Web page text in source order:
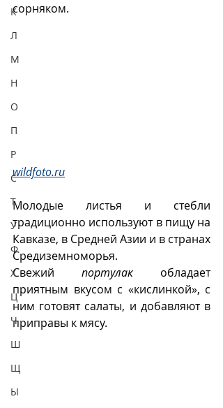
К
Л
М
Н
О
П
Р
С
Т
У
Ф
Х
Ц
Ч
Ш
Щ
Ы
сорняком.
wildfoto.ru
Молодые листья и стебли
традиционно используют в пищу на
Кавказе, в Средней Азии и в странах
Средиземноморья.
Свежий портулак обладает
приятным вкусом с «кислинкой», с
ним готовят салаты, и добавляют в
приправы к мясу.